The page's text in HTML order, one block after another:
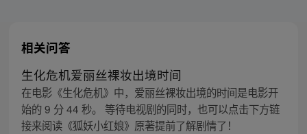
相关问答
生化危机爱丽丝裸妆出境时间
在电影《生化危机》中，爱丽丝裸妆出境的时间是电影开
始的 9 分 44 秒。 等待电视剧的同时，也可以点击下方链
接来阅读《狐妖小红娘》原著提前了解剧情了！